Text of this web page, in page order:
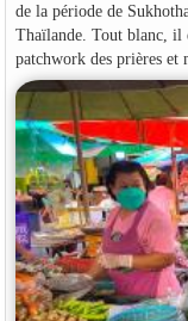
de la période de
Thaïlande. Tout blanc, il
patchwork des prières et